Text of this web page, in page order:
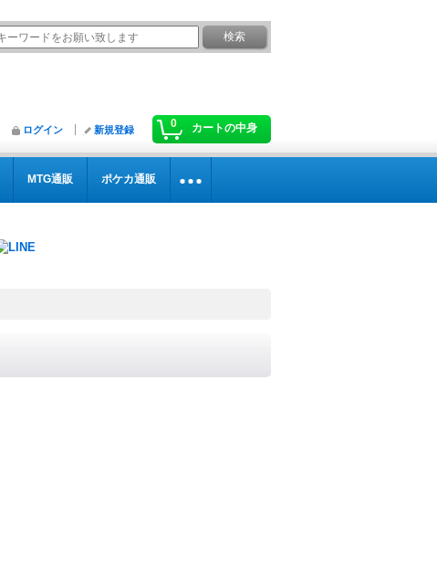
0 カートの中身
ログイン 新規登録
MTG通販 ポケカ通販